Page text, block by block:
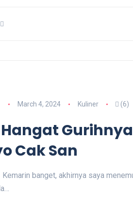
March 4, 2024 Kuliner (6)
Cak San
banget, akhirnya saya